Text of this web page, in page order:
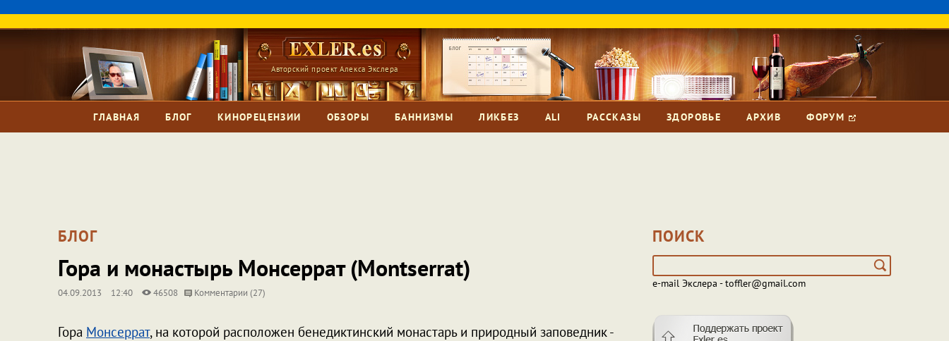
Авторский проект Алекса Экслера
ГЛАВНАЯ БЛОГ КИНОРЕЦЕНЗИИ ОБЗОРЫ БАННИЗМЫ ЛИКБЕЗ ALI РАССКАЗЫ ЗДОРОВЬЕ АРХИВ ФОРУМ
БЛОГ
Гора и монастырь Монсеррат (Montserrat)
04.09.2013 12:40 46508 Комментарии (27)
Гора Монсеррат, на которой расположен бенедиктинский монастарь и природный заповедник -
ПОИСК
e-mail Экслера - toffler@gmail.com